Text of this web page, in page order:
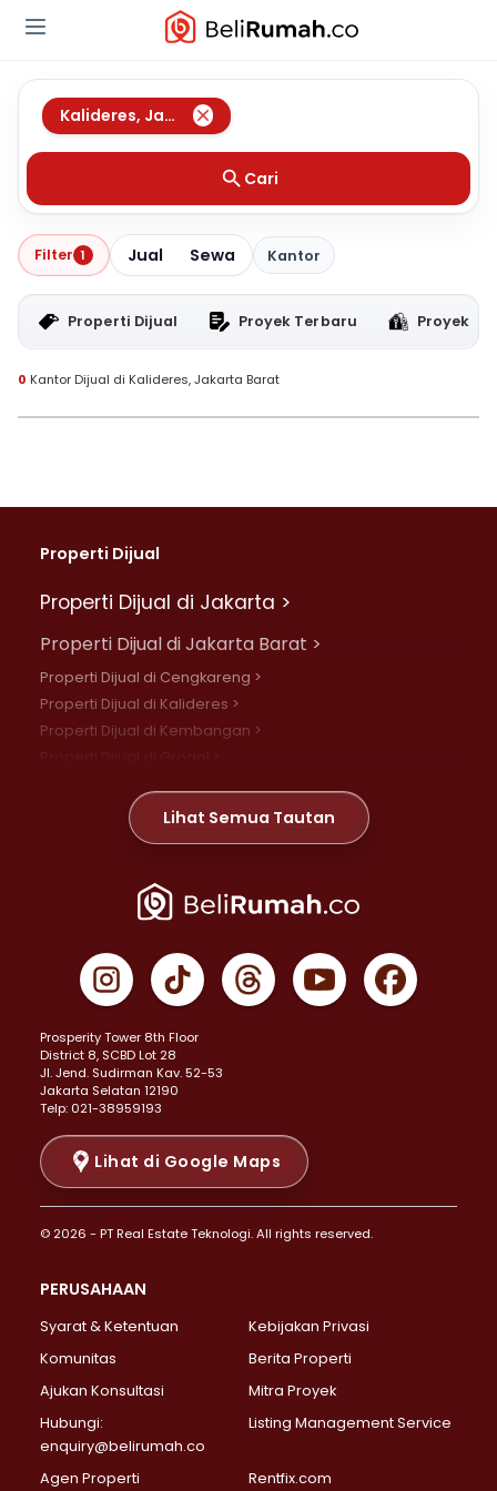
Kalideres, Jakarta Barat
Cari
Filter 1 Jual Sewa Kantor
Properti Dijual Proyek Terbaru Proyek
0 Kantor Dijual di Kalideres, Jakarta Barat
Properti Dijual
Properti Dijual di Jakarta >
Properti Dijual di Jakarta Barat >
Properti Dijual di Cengkareng >
Properti Dijual di Kalideres >
Properti Dijual di Kembangan >
Properti Dijual di Meruya >
Properti Dijual di Jelambar >
Properti Dijual di Jakarta Pusat >
Properti Dijual di Gambir >
Properti Dijual di Johar Baru >
Properti Dijual di Menteng >
Properti Dijual di Senen >
Properti Dijual di Tanah Abang >
Properti Dijual di Cikini >
Properti Dijual di Kramat >
Properti Dijual di Pasar Baru >
Properti Dijual di Bendungan Hilir >
Properti Dijual di Jakarta Selatan >
Properti Dijual di Lebak Bulus >
Properti Dijual di Gandaria Selatan >
Properti Dijual di Pondok Labu >
Properti Dijual di Lenteng Agung >
Properti Dijual di Senayan >
Properti Dijual di Pondok Pinang >
Lihat Semua Tautan
Prosperity Tower 8th Floor
District 8, SCBD Lot 28
JI. Jend. Sudirman Kav. 52-53
Jakarta Selatan 12190
Telp: 021-38959193
Lihat di Google Maps
© 2026 - PT Real Estate Teknologi. All rights reserved.
PERUSAHAAN
Syarat & Ketentuan
Kebijakan Privasi
Komunitas
Berita Properti
Ajukan Konsultasi
Mitra Proyek
Hubungi:
enquiry@belirumah.co
Listing Management Service
Agen Properti Rentfix.com